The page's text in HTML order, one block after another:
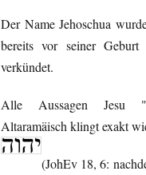
Der Name Jehoschua
bereits vor seiner
verkündet.
Alle Aussagen Jesu
Altaramäisch klingt exakt
(JohEv 18, 6: